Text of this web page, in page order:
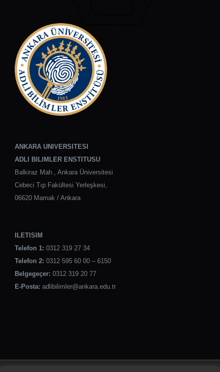
ANKARA UNIVERSITESI
ADLI BILIMLER ENSTITUSU
Balkiraz Mah., Ankara Üniversitesi
Cebeci Tıp Fakültesi Yerleşkesi,
06620 Mamak / Ankara
ILETISIM
Telefon 1: 0312 319 27 34
Telefon 2: 0312 595 60 00 – 6150
Belgegeçer: 0312 319 20 77
E-Posta: adlibilimler@ankara.edu.tr